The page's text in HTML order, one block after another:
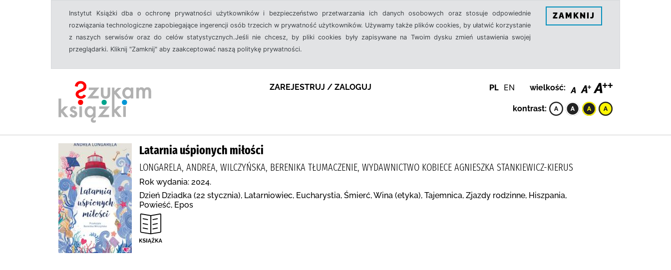
Instytut Książki dba o ochronę prywatności użytkowników i bezpieczeństwo przetwarzania ich danych osobowych oraz stosuje odpowiednie
rozwiązania technologiczne zapobiegające ingerencji osób trzecich w prywatność użytkowników. Używamy także plików cookies, by ułatwić korzystanie
z naszych serwisów oraz do celów statystycznych.Jeśli nie chcesz, by pliki cookies były zapisywane na Twoim dysku zmień ustawienia swojej
przeglądarki. Kliknij "Zamknij" aby zaakceptować naszą politykę prywatności.
ZAMKNIJ
ZAREJESTRUJ / ZALOGUJ PL EN wielkość:
kontrast:
Latarnia uśpionych miłości
LONGARELA, ANDREA, WILCZYŃSKA, BERENIKA TŁUMACZENIE, WYDAWNICTWO KOBIECE AGNIESZKA STANKIEWICZ-KIERUS
Rok wydania: 2024.
Dzień Dziadka (22 stycznia), Latarniowiec, Eucharystia, Śmierć, Wina (etyka), Tajemnica, Zjazdy rodzinne, Hiszpania,
Powieść, Epos